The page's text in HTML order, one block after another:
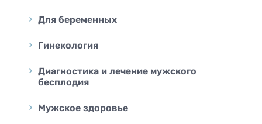
Для беременных
Гинекология
Диагностика и лечение мужского
бесплодия
Мужское здоровье